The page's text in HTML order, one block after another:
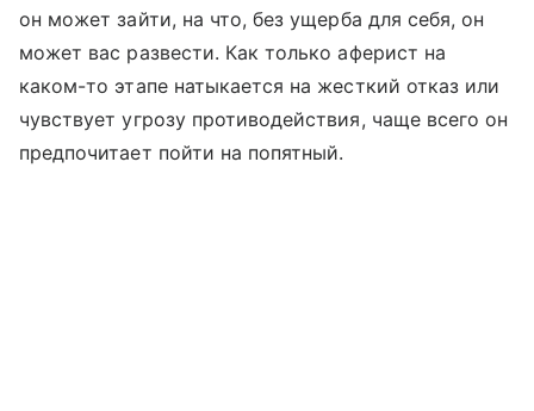
он может зайти, на что, без ущерба для себя, он
может вас развести. Как только аферист на
каком-то этапе натыкается на жесткий отказ или
чувствует угрозу противодействия, чаще всего он
предпочитает пойти на попятный.